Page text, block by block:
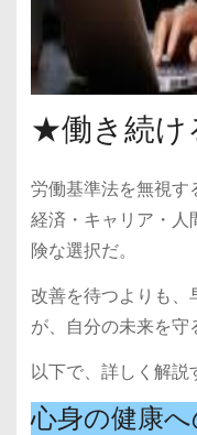
★働き続け
労働基準法を無視す
経済・キャリア・
険な選択だ。
改善を待つよりも、
が、自分の未来を守
以下で、詳しく解説
心身の健康